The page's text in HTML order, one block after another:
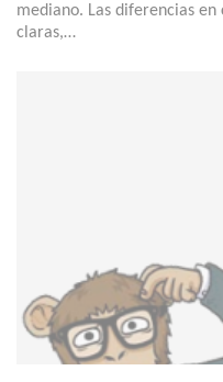
mediano. Las diferencias
claras,…